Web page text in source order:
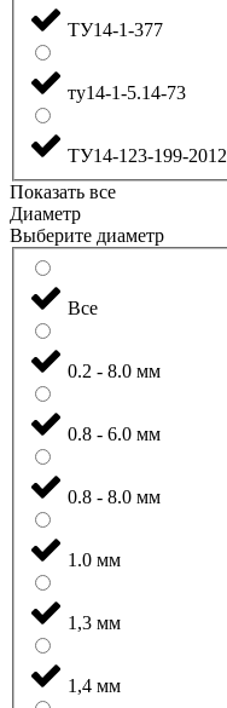
ТУ14-1-377
ту14-1-5.14-73
ТУ14-123-199-2012
Показать все
Диаметр
Выберите диаметр
Все
0.2 - 8.0 мм
0.8 - 6.0 мм
0.8 - 8.0 мм
1.0 мм
1,3 мм
1,4 мм